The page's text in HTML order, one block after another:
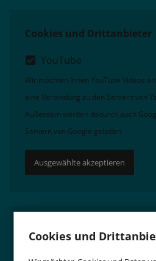
Cookies und
Cookies und Drittanbieter
YouTube
Wir möchten Ihnen YouTube Videos
eine Verbindung zu den Servern von
Außerdem werden dadurch auch
Servern von Google geladen.
Ausgewählte akzeptieren
Cookies und Drittanbieter
YouTube